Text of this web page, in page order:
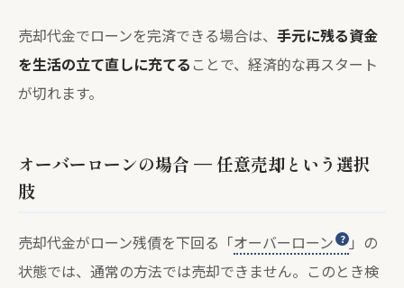
売却代金でローンを完済できる場合は、 手元に残る資金
を生活の立て直しに充てる ことで、経済的な再スタート
が切れます。
オーバーローンの場合 — 任意売却という選択
肢
売却代金がローン残債を下回る「オーバーローン
」の
状態では、通常の方法では売却できません。このとき検